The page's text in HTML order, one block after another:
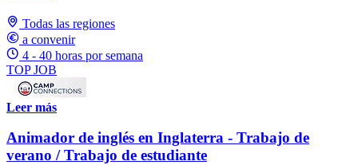
Todas las regiones
a convenir
4 - 40 horas por semana
TOP JOB
Leer más
Animador de inglés en Inglaterra - Trabajo de
verano / Trabajo de estudiante